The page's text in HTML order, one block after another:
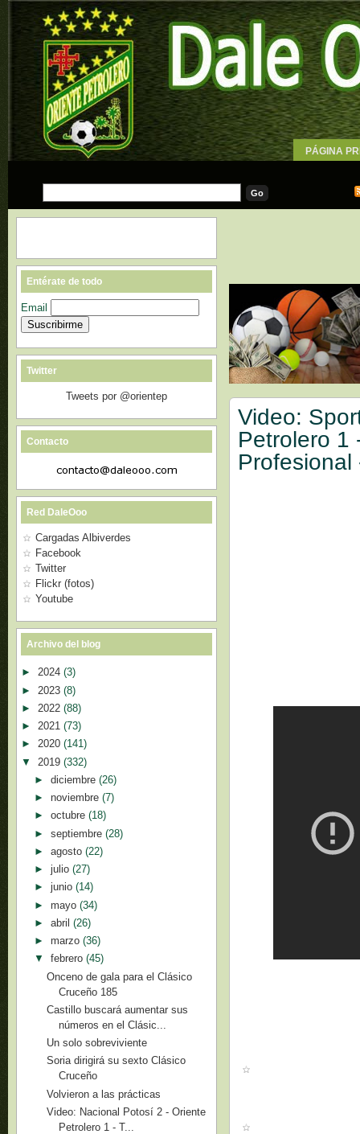
PÁGINA
Video:
Petrolero 1
Profesional
Entérate de todo
Email
Twitter
Tweets por @orientep
Contacto
Red DaleOoo
Cargadas Albiverdes
Facebook
Twitter
Flickr (fotos)
Youtube
Archivo del blog
► 2024 (3)
► 2023 (8)
► 2022 (88)
► 2021 (73)
► 2020 (141)
▼ 2019 (332)
► diciembre (26)
► noviembre (7)
► octubre (18)
► septiembre (28)
► agosto (22)
► julio (27)
► junio (14)
► mayo (34)
► abril (26)
► marzo (36)
▼ febrero (45)
Onceno de gala para el Clásico
Cruceño 185
Castillo buscará aumentar sus
números en el Clásic...
Un solo sobreviviente
Soria dirigirá su sexto Clásico
Cruceño
Volvieron a las prácticas
Video: Nacional Potosí 2 - Oriente
Petrolero 1 - T...